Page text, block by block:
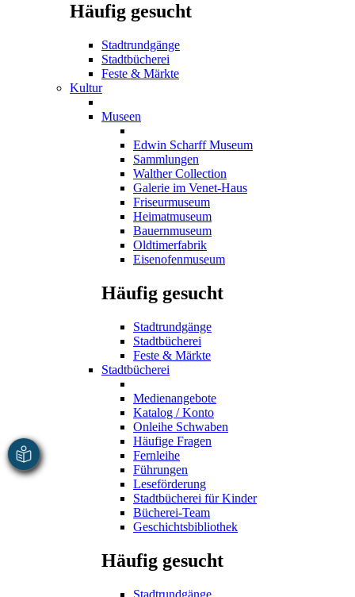
Häufig gesucht
Stadtrundgänge
Stadtbücherei
Feste & Märkte
Kultur
Museen
Edwin Scharff Museum
Sammlungen
Walther Collection
Galerie im Venet-Haus
Friseurmuseum
Heimatmuseum
Bauernmuseum
Oldtimerfabrik
Eisenofenmuseum
Häufig gesucht
Stadtrundgänge
Stadtbücherei
Feste & Märkte
Stadtbücherei
Medienangebote
Katalog / Konto
Onleihe Schwaben
Häufige Fragen
Fernleihe
Führungen
Leseförderung
Stadtbücherei für Kinder
Bücherei-Team
Geschichtsbibliothek
Häufig gesucht
Stadtrundgänge